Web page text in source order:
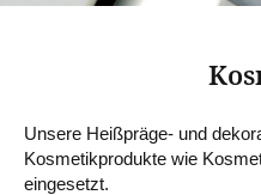
Unsere Heißpräge- und
Kosmetikprodukte wie
eingesetzt.